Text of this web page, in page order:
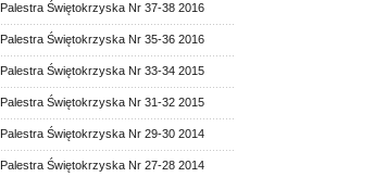
Palestra Świętokrzyska Nr 37-38 2016
Palestra Świętokrzyska Nr 35-36 2016
Palestra Świętokrzyska Nr 33-34 2015
Palestra Świętokrzyska Nr 31-32 2015
Palestra Świętokrzyska Nr 29-30 2014
Palestra Świętokrzyska Nr 27-28 2014